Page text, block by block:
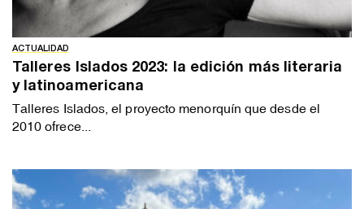
ACTUALIDAD
Talleres Islados 2023: la edición más literaria
y latinoamericana
Talleres Islados, el proyecto menorquín que desde el
2010 ofrece...